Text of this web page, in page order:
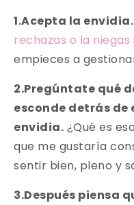
1.Acepta la envidia.
rechazas o la niegas
empieces a
2.Pregúntate qué
esconde detrás de
envidia. ¿Qué es
que me gustaría
sentir bien, pleno y
3.Después piensa